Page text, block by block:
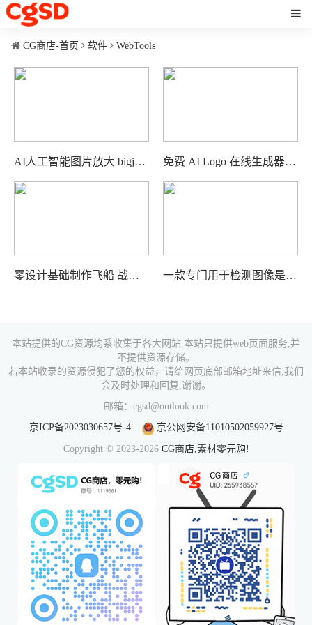
CG商店-首页 软件 WebTools
AI人工智能图片放大 bigjpg.com 免费 AI Logo 在线生成器 Slea.ai
零设计基础制作飞船 战车 机械类的设计网站 shapeWright 一款专门用于检测图像是否为AI生成的在线工具 AIorNot‌
本站提供的CG资源均系收集于各大网站,本站只提供web页面服务,并
不提供资源存储。
若本站收录的资源侵犯了您的权益，请给网页底部邮箱地址来信,我们
会及时处理和回复,谢谢。
邮箱：cgsd@outlook.com
京ICP备2023030657号-4
京公网安备11010502059927号
Copyright © 2023-2026 CG商店,素材零元购!